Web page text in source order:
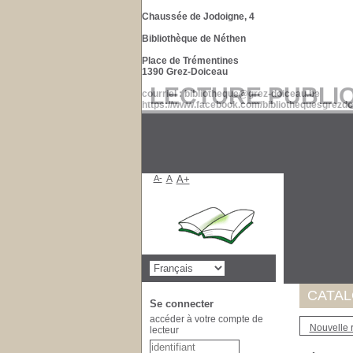
LECTURE
Nouvelle
Chaussée de Jodoigne, 4
Bibliothèque de Néthen
Place de Trémentines
1390 Grez-Doiceau
courriel : bibliotheque@grez-doiceau.be
https://www.facebook.com/
A- A A+
Se connecter
accéder à votre compte de
lecteur